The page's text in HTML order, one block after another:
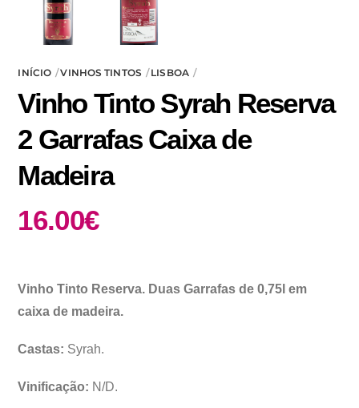
INÍCIO VINHOS TINTOS LISBOA
Vinho Tinto Syrah Reserva
2 Garrafas Caixa de
Madeira
16.00€
Vinho Tinto Reserva. Duas Garrafas de 0,75l em
caixa de madeira.
Castas: Syrah.
Vinificação: N/D.